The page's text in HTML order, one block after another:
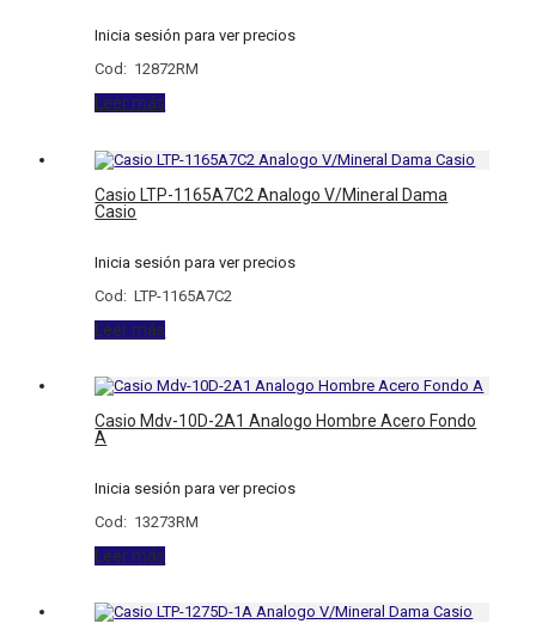
Inicia sesión para ver precios
Cod: 12872RM
Leer más
Casio LTP-1165A7C2 Analogo V/Mineral Dama
Casio
Inicia sesión para ver precios
Cod: LTP-1165A7C2
Leer más
Casio Mdv-10D-2A1 Analogo Hombre Acero Fondo
A
Inicia sesión para ver precios
Cod: 13273RM
Leer más